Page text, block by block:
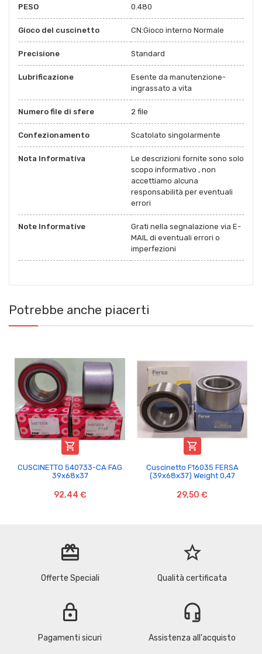
PESO 0.480
Gioco del cuscinetto CN:Gioco interno Normale
Precisione Standard
Lubrificazione
Esente da manutenzione-
ingrassato a vita
Numero file di sfere 2 file
Confezionamento Scatolato singolarmente
Nota Informativa
Le descrizioni fornite sono solo
scopo informativo , non
accettiamo alcuna
responsabilità per eventuali
errori
Note Informative
Grati nella segnalazione via E-
MAIL di eventuali errori o
imperfezioni
Potrebbe anche piacerti

CUSCINETTO 540733-CA FAG
39x68x37
92,44 €

Cuscinetto F16035 FERSA
(39x68x37) Weight 0,47
29,50 €
redeem
Offerte Speciali
star_border
Qualità certificata
lock
Pagamenti sicuri
headset_mic
Assistenza all'acquisto